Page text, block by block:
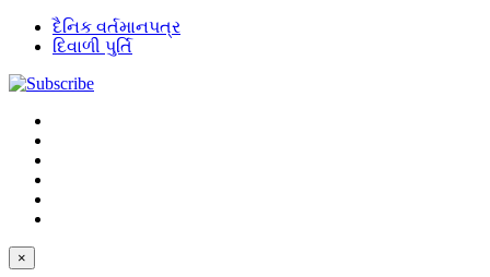
દૈનિક વર્તમાનપત્ર
દિવાળી પુર્તિ
×